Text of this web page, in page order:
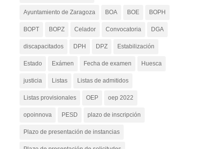
Ayuntamiento de Zaragoza BOA BOE BOPH
BOPT BOPZ Celador Convocatoria DGA
discapacitados DPH DPZ Estabilización
Estado Exámen Fecha de examen Huesca
justicia Listas Listas de admitidos
Listas provisionales OEP oep 2022
opoinnova PESD plazo de inscripción
Plazo de presentación de instancias